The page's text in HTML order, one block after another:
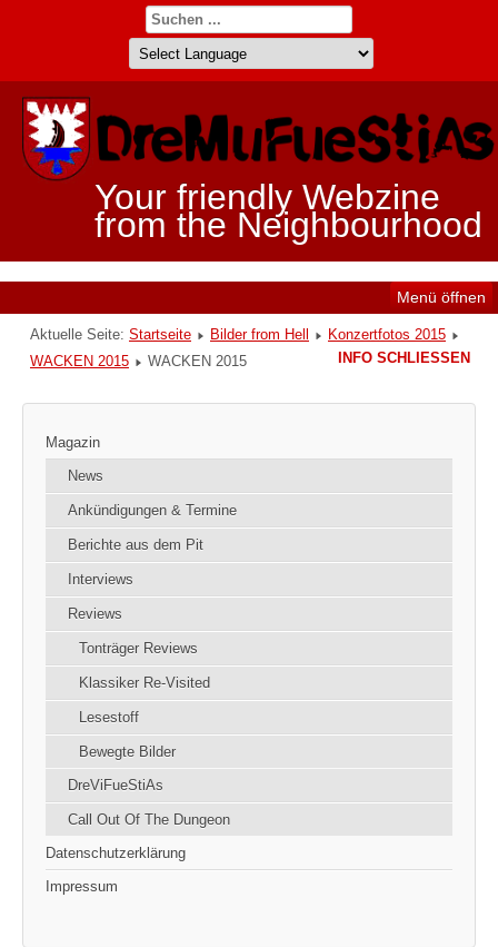
Your friendly Webzine
from the Neighbourhood
Menü öffnen
Aktuelle Seite: Startseite Bilder from Hell
Konzertfotos 2015
WACKEN 2015
WACKEN 2015
Magazin
News
Ankündigungen & Termine
Berichte aus dem Pit
Interviews
Reviews
Tonträger Reviews
Klassiker Re-Visited
Lesestoff
Bewegte Bilder
DreViFueStiAs
Call Out Of The Dungeon
Datenschutzerklärung
Impressum
INFO SCHLIESSEN